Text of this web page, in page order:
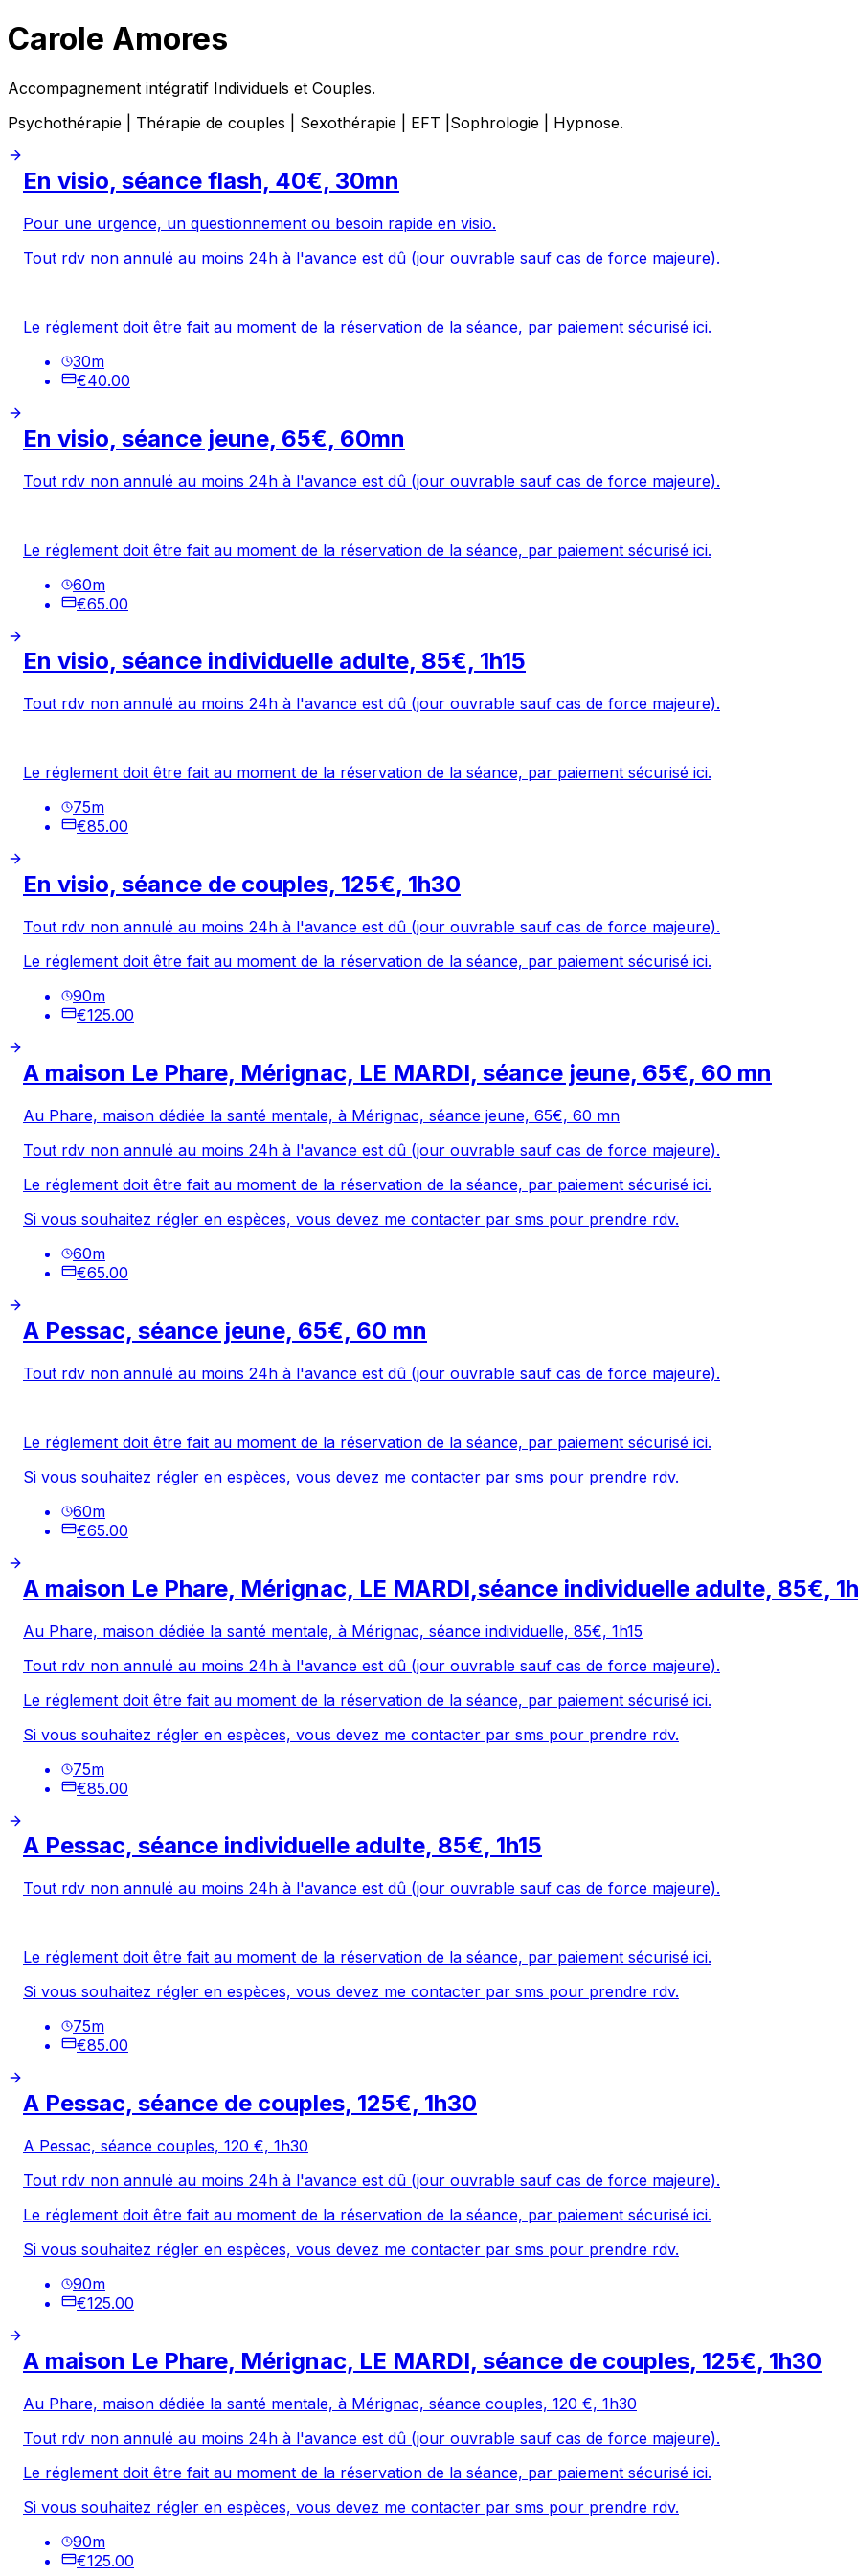
Carole Amores
Accompagnement intégratif Individuels et Couples.
Psychothérapie | Thérapie de couples | Sexothérapie | EFT |Sophrologie | Hypnose.
En visio, séance flash, 40€, 30mn
Pour une urgence, un questionnement ou besoin rapide en visio.
Tout rdv non annulé au moins 24h à l'avance est dû (jour ouvrable sauf cas de force majeure).
Le réglement doit être fait au moment de la réservation de la séance, par paiement sécurisé ici.
30m
€40.00
En visio, séance jeune, 65€, 60mn
Tout rdv non annulé au moins 24h à l'avance est dû (jour ouvrable sauf cas de force majeure).
Le réglement doit être fait au moment de la réservation de la séance, par paiement sécurisé ici.
60m
€65.00
En visio, séance individuelle adulte, 85€, 1h15
Tout rdv non annulé au moins 24h à l'avance est dû (jour ouvrable sauf cas de force majeure).
Le réglement doit être fait au moment de la réservation de la séance, par paiement sécurisé ici.
75m
€85.00
En visio, séance de couples, 125€, 1h30
Tout rdv non annulé au moins 24h à l'avance est dû (jour ouvrable sauf cas de force majeure).
Le réglement doit être fait au moment de la réservation de la séance, par paiement sécurisé ici.
90m
€125.00
A maison Le Phare, Mérignac, LE MARDI, séance jeune, 65€, 60 mn
Au Phare, maison dédiée la santé mentale, à Mérignac, séance jeune, 65€, 60 mn
Tout rdv non annulé au moins 24h à l'avance est dû (jour ouvrable sauf cas de force majeure).
Le réglement doit être fait au moment de la réservation de la séance, par paiement sécurisé ici.
Si vous souhaitez régler en espèces, vous devez me contacter par sms pour prendre rdv.
60m
€65.00
A Pessac, séance jeune, 65€, 60 mn
Tout rdv non annulé au moins 24h à l'avance est dû (jour ouvrable sauf cas de force majeure).
Le réglement doit être fait au moment de la réservation de la séance, par paiement sécurisé ici.
Si vous souhaitez régler en espèces, vous devez me contacter par sms pour prendre rdv.
60m
€65.00
A maison Le Phare, Mérignac, LE MARDI,séance individuelle adulte, 85€,
Au Phare, maison dédiée la santé mentale, à Mérignac, séance individuelle, 85€, 1h15
Tout rdv non annulé au moins 24h à l'avance est dû (jour ouvrable sauf cas de force majeure).
Le réglement doit être fait au moment de la réservation de la séance, par paiement sécurisé ici.
Si vous souhaitez régler en espèces, vous devez me contacter par sms pour prendre rdv.
75m
€85.00
A Pessac, séance individuelle adulte, 85€, 1h15
Tout rdv non annulé au moins 24h à l'avance est dû (jour ouvrable sauf cas de force majeure).
Le réglement doit être fait au moment de la réservation de la séance, par paiement sécurisé ici.
Si vous souhaitez régler en espèces, vous devez me contacter par sms pour prendre rdv.
75m
€85.00
A Pessac, séance de couples, 125€, 1h30
A Pessac, séance couples, 120 €, 1h30
Tout rdv non annulé au moins 24h à l'avance est dû (jour ouvrable sauf cas de force majeure).
Le réglement doit être fait au moment de la réservation de la séance, par paiement sécurisé ici.
Si vous souhaitez régler en espèces, vous devez me contacter par sms pour prendre rdv.
90m
€125.00
A maison Le Phare, Mérignac, LE MARDI, séance de couples, 125€, 1h30
Au Phare, maison dédiée la santé mentale, à Mérignac, séance couples, 120 €, 1h30
Tout rdv non annulé au moins 24h à l'avance est dû (jour ouvrable sauf cas de force majeure).
Le réglement doit être fait au moment de la réservation de la séance, par paiement sécurisé ici.
Si vous souhaitez régler en espèces, vous devez me contacter par sms pour prendre rdv.
90m
€125.00